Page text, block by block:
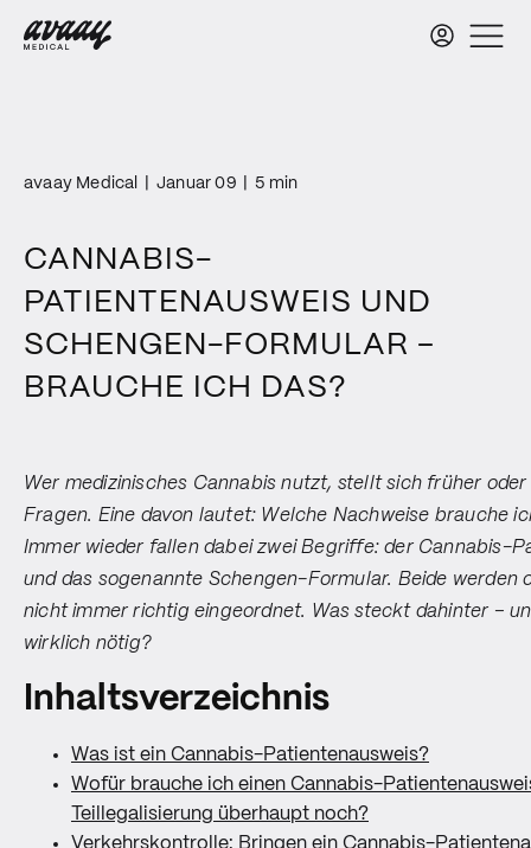
avaay Medical Januar 09 5 min
CANNABIS-
PATIENTENAUSWEIS UND
SCHENGEN-FORMULAR –
BRAUCHE ICH DAS?
Wer medizinisches Cannabis nutzt, stellt sich früher
Fragen. Eine davon lautet: Welche Nachweise brauche
Immer wieder fallen dabei zwei Begriffe: der Cannabis-
und das sogenannte Schengen-Formular. Beide werden
nicht immer richtig eingeordnet. Was steckt dahinter –
wirklich nötig?
Inhaltsverzeichnis
Was ist ein Cannabis-Patientenausweis?
Wofür brauche ich einen Cannabis-
Teillegalisierung überhaupt noch?
Verkehrskontrolle: Bringen ein Cannabis-